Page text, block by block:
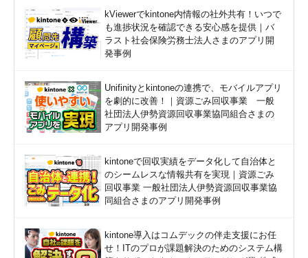
kViewerでkintone内情報の社外共有！いつで
も進捗状況を確認できる安心感を提供｜バ
ラスト社会保険労務士法人さまのアプリ開
発事例
Unifinityとkintoneの連携で、モバイルアプリ
を劇的に改善！｜資源ごみ回収事業 一般
社団法人伊勢資源回収事業協同組合さまの
アプリ開発事例
kintoneで回収実績をデータ化して自治体と
のシームレスな情報共有を実現｜資源ごみ
回収事業 一般社団法人伊勢資源回収事業協
同組合さまのアプリ開発事例
kintone導入はコムデックの伴走支援にお任
せ！ITのプロが課題解決のためのシステム構